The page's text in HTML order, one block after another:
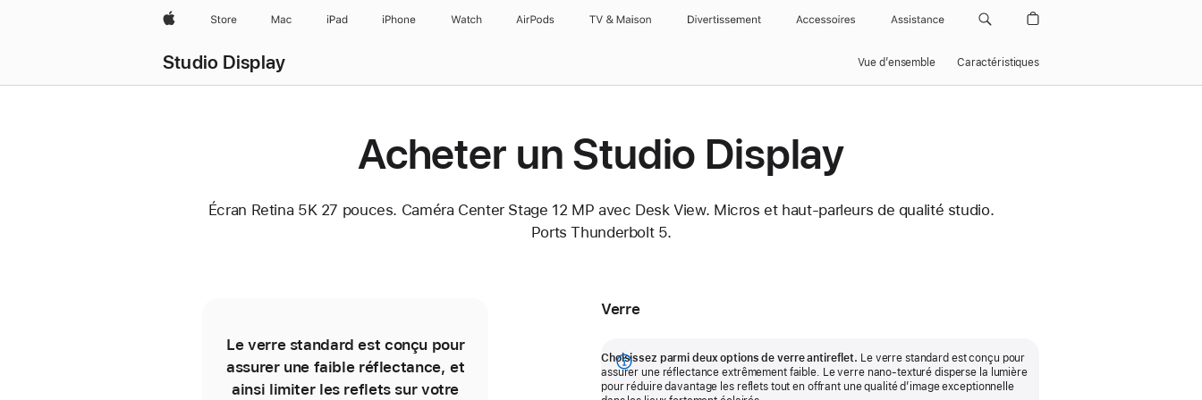
AppleStore Mac iPad iPhone Watch AirPods TV & Maison Divertissements Accessoires Assistance
Studio Display Vue d’ensemble Caractéristiques
Acheter un Studio Display
Écran Retina 5K 27 pouces. Caméra Center Stage 12 MP avec Desk View. Micros et haut-parleurs de qualité studio.
Ports Thunderbolt 5.
Le verre standard est conçu pour
assurer une faible réflectance, et
ainsi limiter les reflets sur votre
la réflectance pour une qualité
d’image exceptionnelle, même dans
Verre
Choisissez parmi deux options de verre antireflet. Le verre standard est conçu pour
assurer une réflectance extrêmement faible. Le verre nano-texturé disperse la lumière
pour réduire davantage les reflets tout en offrant une qualité d’image exceptionnelle
Afficher
plus